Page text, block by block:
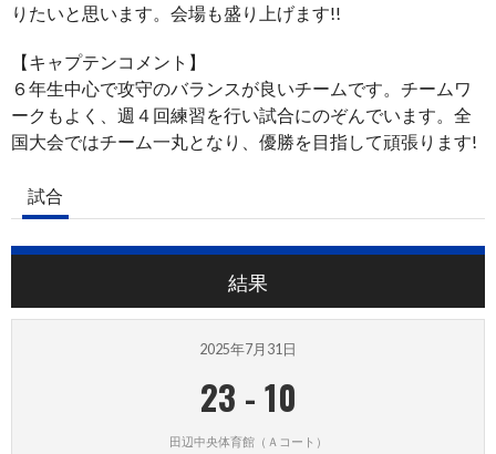
りたいと思います。会場も盛り上げます!!
【キャプテンコメント】
６年生中心で攻守のバランスが良いチームです。チームワ
ークもよく、週４回練習を行い試合にのぞんでいます。全
国大会ではチーム一丸となり、優勝を目指して頑張ります!
試合
結果
2025年7月31日
23 -10
田辺中央体育館（Ａコート）